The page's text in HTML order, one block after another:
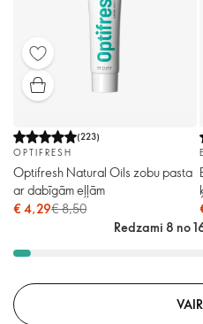
(223)
OPTIFRESH
Optifresh Natural Oils zobu pasta
ar dabīgām eļļām
€ 4,29€ 8,50
Redzami 8 no